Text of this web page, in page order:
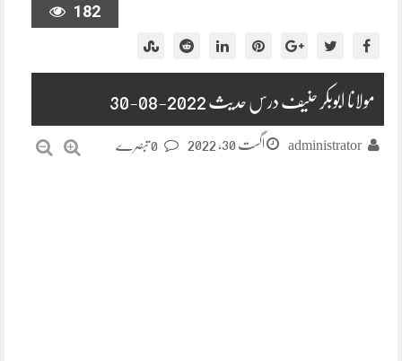
182
مولانا ابوبکر حنیف درس حدیث 2022-08-30
administrator اگست 30, 2022